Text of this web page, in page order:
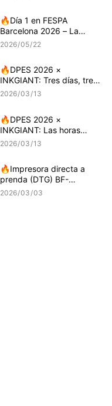
🔥Día 1 en FESPA
Barcelona 2026 – La
energía antes del
2026 05 22
🔥DPES 2026 ×
INKGIANT: Tres días, tres
máquinas, momentos
2026 03 13
🔥DPES 2026 ×
INKGIANT: Las horas
antes del espectáculo
2026 03 13
🔥Impresora directa a
prenda (DTG) BF-
DTGPRO-II8 de última
2026 03 03